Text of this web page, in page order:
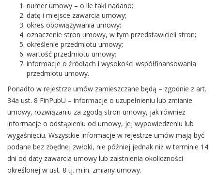
numer umowy – o ile taki nadano;
datę i miejsce zawarcia umowy;
okres obowiązywania umowy;
oznaczenie stron umowy, w tym przedstawicieli stron;
określenie przedmiotu umowy;
wartość przedmiotu umowy;
informacje o źródłach i wysokości współfinansowania
przedmiotu umowy.
Ponadto w rejestrze umów zamieszczane będą – zgodnie z art.
34a ust. 8 FinPubU – informacje o uzupełnieniu lub zmianie
umowy, rozwiązaniu za zgodą stron umowy, jak również
informacje o odstąpieniu od umowy, jej wypowiedzeniu lub
wygaśnięciu. Wszystkie informacje w rejestrze umów mają być
podane bez zbędnej zwłoki, nie później jednak niż w terminie 14
dni od daty zawarcia umowy lub zaistnienia okoliczności
określonej w ust. 8 tj. m.in. zmiany umowy.